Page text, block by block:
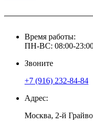
Время работы:
ПН-ВС: 08:00-
Звоните
+7 (916) 232-84-84
Адрес:
Москва, 2-й